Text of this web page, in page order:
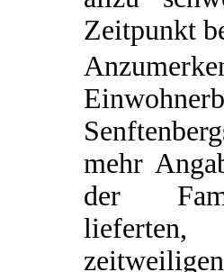
Zeitpunkt
mehr
der